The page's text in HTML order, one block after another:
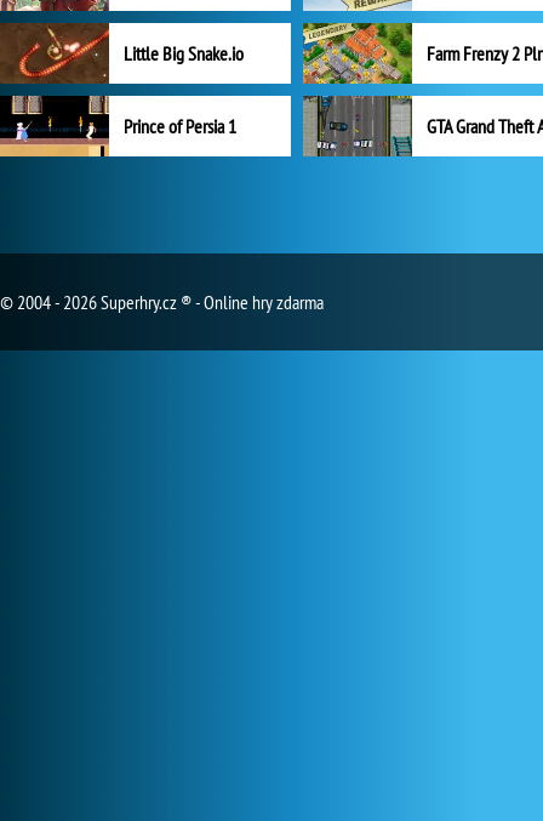
Little Big Snake.io
Prince of Persia 1 GTA Grand Theft
© 2004 - 2026 Superhry.cz ® - Online hry zdarma